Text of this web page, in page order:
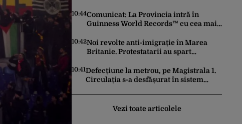
10:44Comunicat: La Provincia intră în
Guinness World Records™ cu cea mai
la un eveniment
10:42Noi revolte anti-imigrație în Marea
Britanie. Protestatarii au spart
10:41Defecțiune la metrou, pe Magistrala 1.
Circulația s-a desfășurat în sistem
Vezi toate articolele